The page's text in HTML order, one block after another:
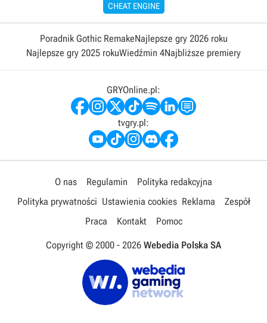
CHEAT ENGINE
Poradnik Gothic RemakeNajlepsze gry 2026 roku
Najlepsze gry 2025 rokuWiedźmin 4Najbliższe premiery
GRYOnline.pl:
tvgry.pl:
O nas Regulamin
Polityka redakcyjna
Polityka prywatności Ustawienia cookies Reklama
Zespół
Praca
Kontakt Pomoc
Copyright © 2000 - 2026 Webedia Polska SA